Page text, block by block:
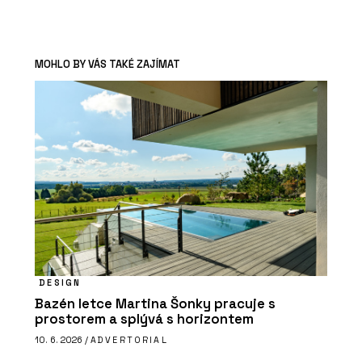
MOHLO BY VÁS TAKÉ ZAJÍMAT
DESIGN
Bazén letce Martina Šonky pracuje s
prostorem a splývá s horizontem
10. 6. 2026 / ADVERTORIAL